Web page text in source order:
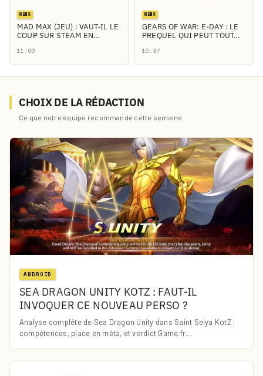
NEWS
MAD MAX (JEU) : VAUT-IL LE
COUP SUR STEAM EN…
11:00
NEWS
GEARS OF WAR: E-DAY : LE
PREQUEL QUI PEUT TOUT…
10:37
CHOIX DE LA RÉDACTION
Ce que notre équipe recommande cette semaine
ANDROID
SEA DRAGON UNITY KOTZ : FAUT-IL
INVOQUER CE NOUVEAU PERSO ?
Analyse complète de Sea Dragon Unity dans Saint Seiya KotZ :
compétences, place en méta, et verdict Game.fr…